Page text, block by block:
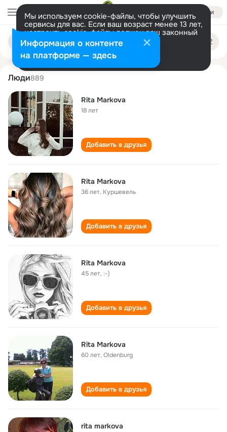
Войти
Мы используем cookie-файлы, чтобы улучшить
сервисы для вас. Если ваш возраст менее 13 лет,
настроить cookie-файлы должен ваш законный
представитель. Больше информации
Разрешить все Настроить
Поиск
людям
rita markova
Люди889
Rita Markova
18 лет
Добавить в друзья
Rita Markova
36 лет, Куршевель
Добавить в друзья
Rita Markova
45 лет, :-)
Добавить в друзья
Rita Markova
60 лет,Oldenburg
Добавить в друзья
rita markova
Информация о контенте
на платформе — здесь